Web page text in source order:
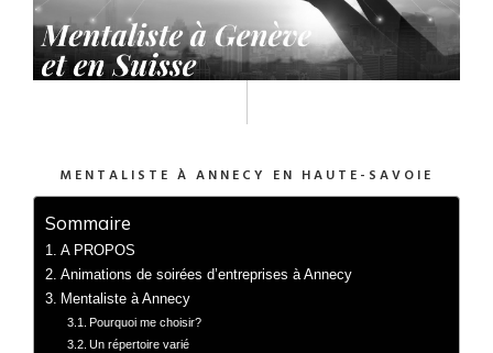
MENTALISTE À ANNECY EN HAUTE-SAVOIE
Sommaire
A PROPOS
Animations de soirées d’entreprises à Annecy
Mentaliste à Annecy
Pourquoi me choisir?
Un répertoire varié